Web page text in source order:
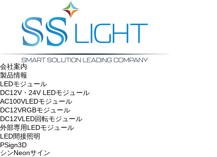
会社案内
製品情報
LEDモジュール
DC12V・24V LEDモジュール
AC100VLEDモジュール
DC12VRGBモジュール
DC12VLED回転モジュール
外部専用LEDモジュール
LED間接照明
PSign3D
シンNeonサイン